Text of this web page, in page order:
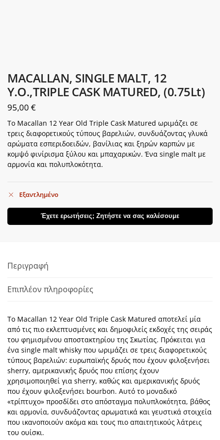
MACALLAN, SINGLE MALT, 12
Y.O.,TRIPLE CASK MATURED, (0.75Lt)
95,00 €
Το Macallan 12 Year Old Triple Cask Matured ωριμάζει σε
τρεις διαφορετικούς τύπους βαρελιών, συνδυάζοντας γλυκά
αρώματα εσπεριδοειδών, βανίλιας και ξηρών καρπών με
κομψό φινίρισμα ξύλου και μπαχαρικών. Ένα single malt με
αρμονία και πολυπλοκότητα.
Εξαντλημένο
Έχετε ερωτήσεις; Ζητήστε να σας καλέσουμε
Περιγραφή
Επιπλέον πληροφορίες
Το Macallan 12 Year Old Triple Cask Matured αποτελεί μία
από τις πιο εκλεπτυσμένες και δημοφιλείς εκδοχές της σειράς
του φημισμένου αποστακτηρίου της Σκωτίας. Πρόκειται για
ένα single malt whisky που ωριμάζει σε τρεις διαφορετικούς
τύπους βαρελιών: ευρωπαϊκής δρυός που έχουν φιλοξενήσει
sherry, αμερικανικής δρυός που επίσης έχουν
χρησιμοποιηθεί για sherry, καθώς και αμερικανικής δρυός
που έχουν φιλοξενήσει bourbon. Αυτό το μοναδικό
«τρίπτυχο» προσδίδει στο απόσταγμα πολυπλοκότητα, βάθος
και αρμονία, συνδυάζοντας αρωματικά και γευστικά στοιχεία
που ικανοποιούν ακόμα και τους πιο απαιτητικούς λάτρεις
του ουίσκι.